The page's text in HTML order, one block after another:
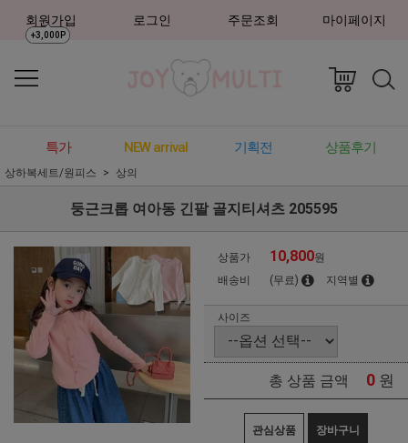
회원가입
+3,000P
로그인 주문조회 마이페이지
특가 NEW arrival 기획전 상품후기
상하복세트/원피스 상의
둥근크롭 여아동 긴팔 골지티셔츠 205595
상품가 10,800원
배송비
(무료) 지역별
사이즈
총 상품 금액 0 원
관심상품 장바구니